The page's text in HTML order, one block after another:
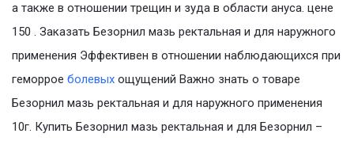
а также в отношении трещин и зуда в области ануса. цене
150 . Заказать Безорнил мазь ректальная и для наружного
применения Эффективен в отношении наблюдающихся при
геморрое болевых ощущений Важно знать о товаре
Безорнил мазь ректальная и для наружного применения
10г. Купить Безорнил мазь ректальная и для Безорнил –